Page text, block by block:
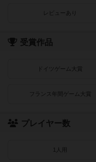
レビューあり
受賞作品
ドイツゲーム大賞
フランス年間ゲーム大賞
プレイヤー数
1人用